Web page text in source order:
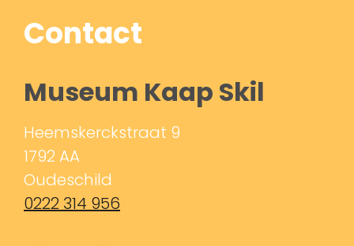
Contact
Museum Kaap Skil
Heemskerckstraat 9
1792 AA
Oudeschild
0222 314 956